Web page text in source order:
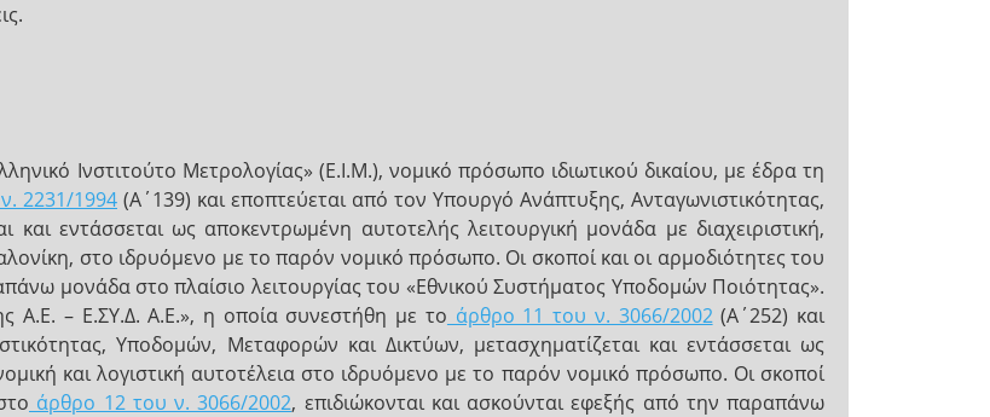
Ινστιτούτο Μετρολογίας» (Ε.Ι.Μ.), νομικό πρόσωπο ιδιωτικού δικαίου, με έδρα τη
2231/1994 (Α΄139) και εποπτεύεται από τον Υπουργό Ανάπτυξης, Ανταγωνιστικότητας,
εντάσσεται ως αποκεντρωμένη αυτοτελής λειτουργική μονάδα με διαχειριστική,
στο ιδρυόμενο με το παρόν νομικό πρόσωπο. Οι σκοποί και οι αρμοδιότητες του
μονάδα στο πλαίσιο λειτουργίας του «Εθνικού Συστήματος Υποδομών Ποιότητας».
Α.Ε. – Ε.ΣΥ.Δ. Α.Ε.», η οποία συνεστήθη με το άρθρο 11 του ν. 3066/2002(Α΄252) και
Υποδομών, Μεταφορών και Δικτύων, μετασχηματίζεται και εντάσσεται ως
και λογιστική αυτοτέλεια στο ιδρυόμενο με το παρόν νομικό πρόσωπο. Οι σκοποί
άρθρο 12 του ν. 3066/2002, επιδιώκονται και ασκούνται εφεξής από την παραπάνω